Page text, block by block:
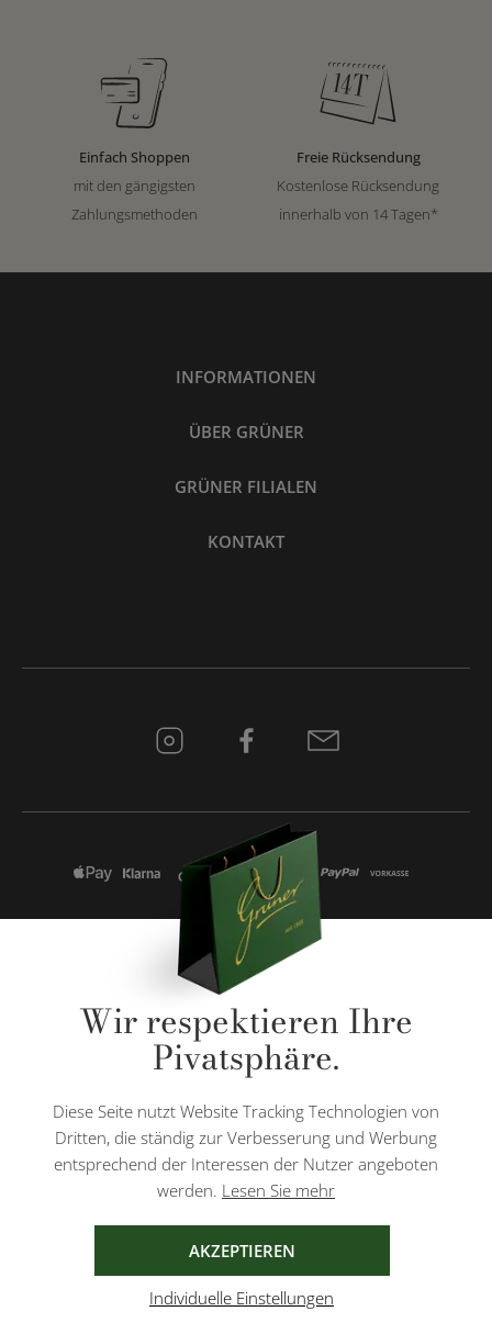
Einfach Shoppen
mit den gängigsten
Zahlungsmethoden
Freie Rücksendung
Kostenlose Rücksendung
innerhalb von 14 Tagen*
INFORMATIONEN
ÜBER GRÜNER
GRÜNER FILIALEN
KONTAKT
* Alle Preise inkl. gesetzl. Mehrwertsteuer zzgl.
Nachnahmegebühren, wenn nicht anders angegeben.
Diese Website ist durch reCAPTCHA geschützt und es gelten die
Wir respektieren Ihre
Pivatsphäre.
Diese Seite nutzt Website Tracking Technologien von
Dritten, die ständig zur Verbesserung und Werbung
entsprechend der Interessen der Nutzer angeboten
werden. Lesen Sie mehr
AKZEPTIEREN
Individuelle Einstellungen